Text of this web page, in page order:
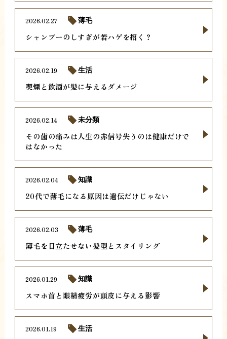
シャンプーのしすぎが若ハゲを招く？
2026.02.27 薄毛
喫煙と飲酒が髪に与えるダメージ
2026.02.19 生活
その歯の痛みは人生の赤信号失うのは健康だけで
はなかった
2026.02.14 未分類
20代で薄毛になる原因は遺伝だけじゃない
2026.02.04 知識
薄毛を目立たせない髪型とスタイリング
2026.02.03 薄毛
スマホ首と眼精疲労が頭皮に与える影響
2026.01.29 知識
2026.01.19 生活